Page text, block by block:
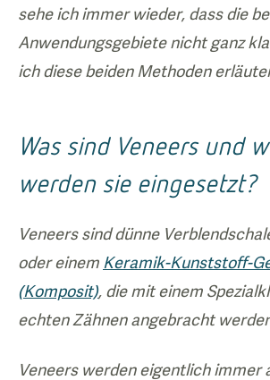
sehe ich immer wieder, dass die
Anwendungsgebiete nicht ganz
ich diese beiden Methoden
Was sind Veneers und
werden sie eingesetzt?
Veneers sind dünne
oder einem Keramik-Kunststoff-
(Komposit), die mit einem
echten Zähnen angebracht
Veneers werden eigentlich immer